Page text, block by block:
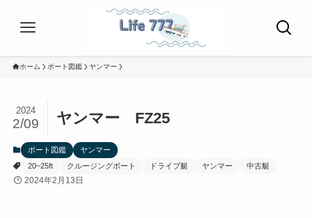
ホーム ボート図鑑 ヤンマー
ヤンマー FZ25
2024
2/09
ボート図鑑
ヤンマー
20~25ft
クルージングボート ドライブ艇 ヤンマー 中古艇
2024年2月13日